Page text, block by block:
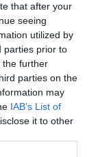
that after your
seeing
utilized by
parties prior to
the further
parties on the
may
IAB’s List of
it to other